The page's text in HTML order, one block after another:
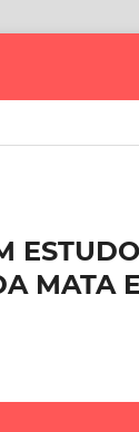
ESTUDO
MATA E